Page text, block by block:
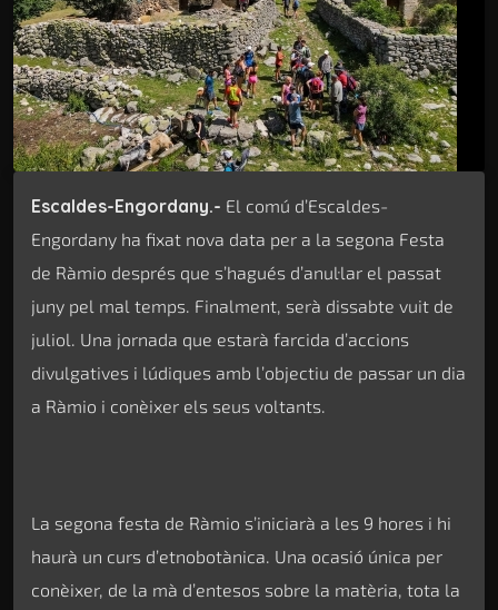
Escaldes-Engordany.- El comú d’Escaldes-
Engordany ha fixat nova data per a la segona Festa
de Ràmio després que s’hagués d’anul·lar el passat
juny pel mal temps. Finalment, serà dissabte vuit de
juliol. Una jornada que estarà farcida d’accions
divulgatives i lúdiques amb l’objectiu de passar un dia
a Ràmio i conèixer els seus voltants.
La segona festa de Ràmio s’iniciarà a les 9 hores i hi
haurà un curs d’etnobotànica. Una ocasió única per
conèixer, de la mà d’entesos sobre la matèria, tota la